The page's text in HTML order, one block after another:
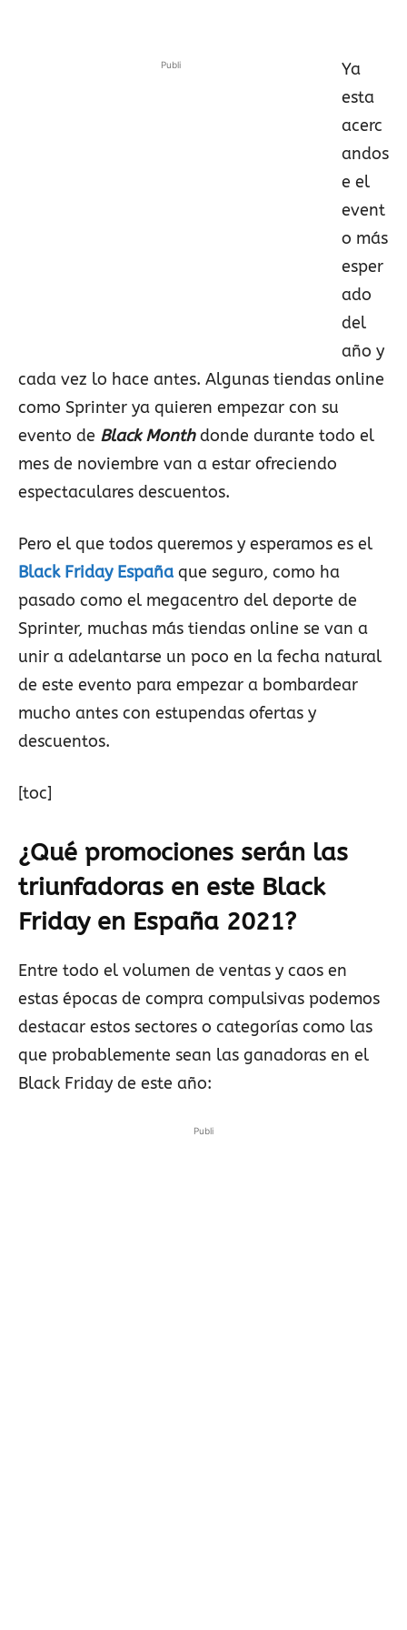
Publi
Ya
esta
acerc
andos
e el
event
o más
esper
ado
del
año y
cada vez lo hace antes. Algunas tiendas online
como Sprinter ya quieren empezar con su
evento de Black Monthdonde durante todo el
mes de noviembre van a estar ofreciendo
espectaculares descuentos.
Pero el que todos queremos y esperamos es el
Black Friday España que seguro, como ha
pasado como el megacentro del deporte de
Sprinter, muchas más tiendas online se van a
unir a adelantarse un poco en la fecha natural
de este evento para empezar a bombardear
mucho antes con estupendas ofertas y
descuentos.
[toc]
¿Qué promociones serán las
triunfadoras en este Black
Friday en España 2021?
Entre todo el volumen de ventas y caos en
estas épocas de compra compulsivas podemos
destacar estos sectores o categorías como las
que probablemente sean las ganadoras en el
Black Friday de este año:
Publi